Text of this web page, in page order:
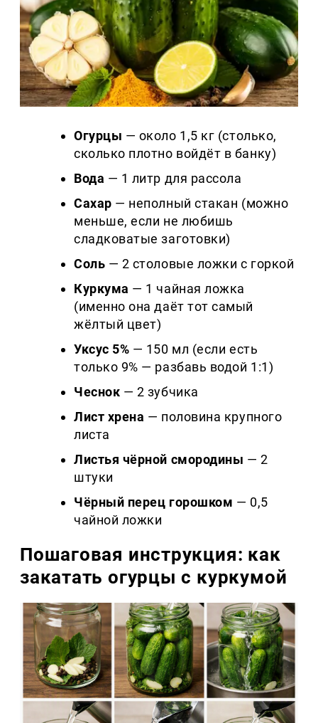
Огурцы — около 1,5 кг (столько,
сколько плотно войдёт в банку)
Вода — 1 литр для рассола
Сахар — неполный стакан (можно
меньше, если не любишь
сладковатые заготовки)
Соль — 2 столовые ложки с горкой
Куркума — 1 чайная ложка
(именно она даёт тот самый
жёлтый цвет)
Уксус 5% — 150 мл (если есть
только 9% — разбавь водой 1:1)
Чеснок — 2 зубчика
Лист хрена — половина крупного
листа
Листья чёрной смородины — 2
штуки
Чёрный перец горошком — 0,5
чайной ложки
Пошаговая инструкция: как
закатать огурцы с куркумой